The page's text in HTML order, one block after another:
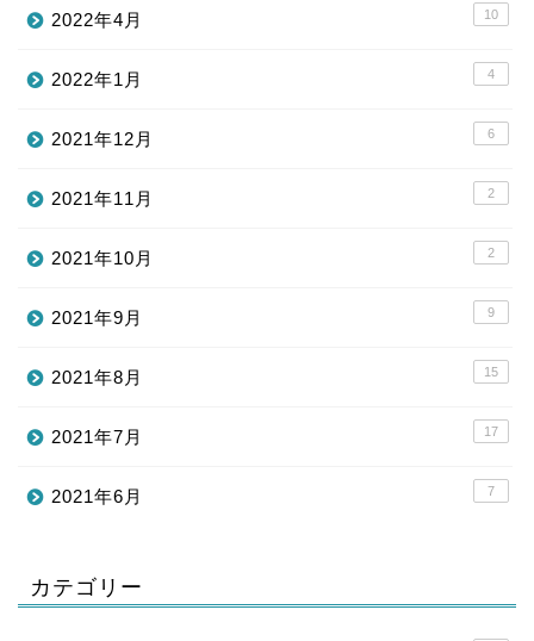
2022年4月 10
2022年1月 4
2021年12月 6
2021年11月 2
2021年10月 2
2021年9月 9
2021年8月 15
2021年7月 17
2021年6月 7
カテゴリー